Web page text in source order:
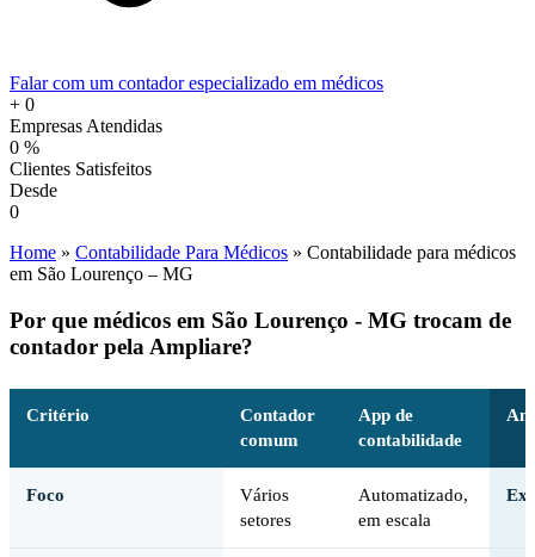
Falar com um contador especializado em médicos
+ 0
Empresas Atendidas
0 %
Clientes Satisfeitos
Desde
0
Home » Contabilidade Para Médicos » Contabilidade para médicos
em São Lourenço – MG
Por que médicos em São Lourenço - MG trocam de
contador pela Ampliare?
Critério
Contador
comum
App de
contabilidade
Foco
Vários
setores
Automatizado,
em escala